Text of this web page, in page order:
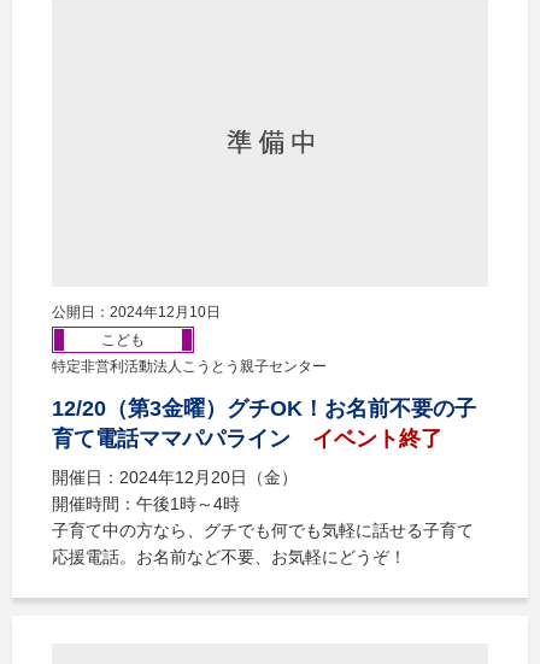
公開日：2024年12月10日
こども
特定非営利活動法人こうとう親子センター
12/20（第3金曜）グチOK！お名前不要の子
育て電話ママパパライン
イベント終了
開催日：2024年12月20日（金）
開催時間：午後1時～4時
子育て中の方なら、グチでも何でも気軽に話せる子育て
応援電話。お名前など不要、お気軽にどうぞ！